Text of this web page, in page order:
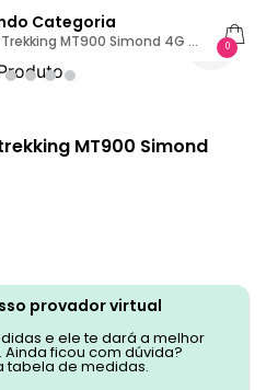
Categoria
MT900 Simond 4G /
0
MT900 Simond
provador virtual
e ele te dará a melhor
ficou com dúvida?
tabela de medidas.